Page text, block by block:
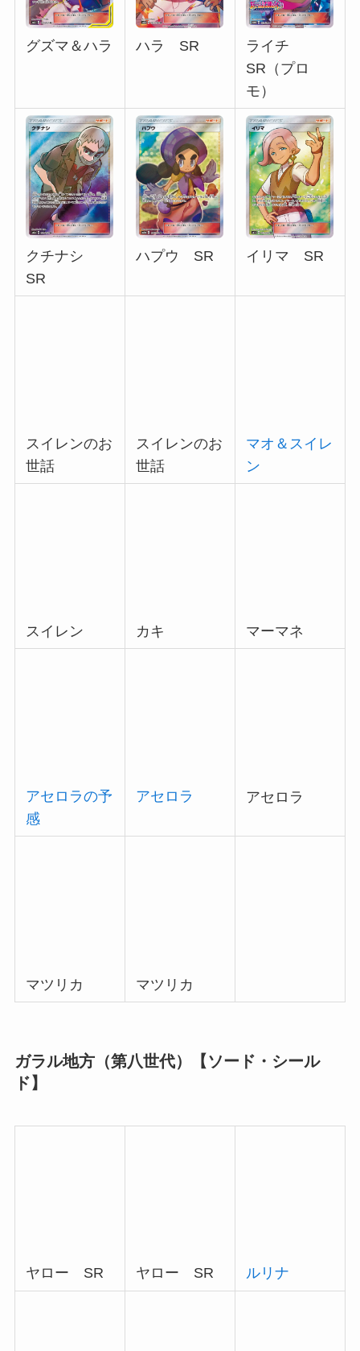
グズマ＆ハラ ハラ SR
ライチ
SR（プロ
モ）
クチナシ
SR
ハプウ SR イリマ SR
スイレンのお
世話
スイレンのお
世話
マオ＆スイレ
ン
スイレン カキ マーマネ
アセロラの予
感
アセロラ アセロラ
マツリカ マツリカ
ガラル地方（第八世代）【ソード・シール
ド】
ヤロー SR ヤロー SR ルリナ